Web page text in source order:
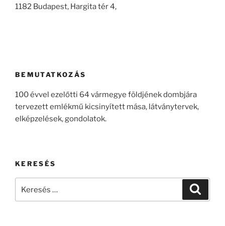
1182 Budapest, Hargita tér 4,
BEMUTATKOZÁS
100 évvel ezelőtti 64 vármegye földjének dombjára
tervezett emlékmű kicsinyített mása, látványtervek,
elképzelések, gondolatok.
KERESÉS